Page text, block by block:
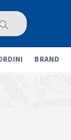
BRAND